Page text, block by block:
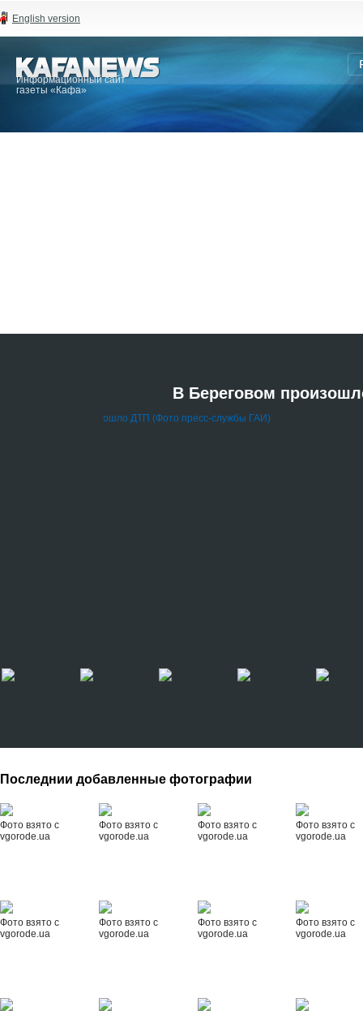
English version
Информационный сайт
газеты «Кафа»
В Береговом
Последнии добавленные фотографии
Фото взято с
vgorode.ua
Фото взято с
vgorode.ua
Фото взято с
vgorode.ua
Фото взято с
vgorode.ua
Фото взято с
vgorode.ua
Фото взято с
vgorode.ua
Фото взято с
vgorode.ua
Фото взято с
vgorode.ua